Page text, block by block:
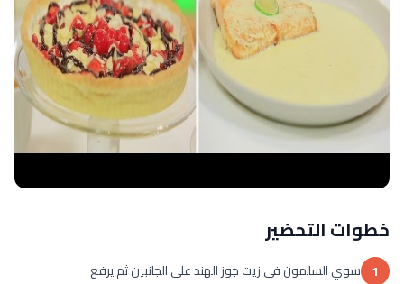
خطوات التحضير
1 سوي السلمون فى زيت جوز الهند على الجانبين ثم يرفع